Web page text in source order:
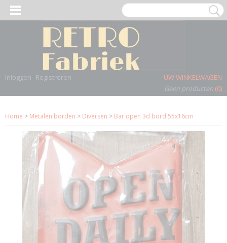
Inloggen Registreren
UW WINKELWAGEN
Geen producten (0)
Home > Metalen borden > Diversen > Bar open 3d bord 55x16cm